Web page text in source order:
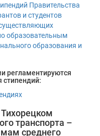
Правительства
и студентов
образовательным
образования и
регламентируются
стипендий:
транспорта –
среднего